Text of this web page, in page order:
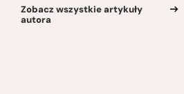
Zobacz wszystkie artykuły
autora